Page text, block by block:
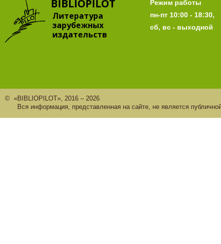
BIBLIOPILOT
Литература
зарубежных
издательств
Режим работы
пн-пт 10:00 - 18:30,
сб, вс - выходной
© «BIBLIOPILOT», 2016 – 2026
Вся информация, представленная на сайте, не является